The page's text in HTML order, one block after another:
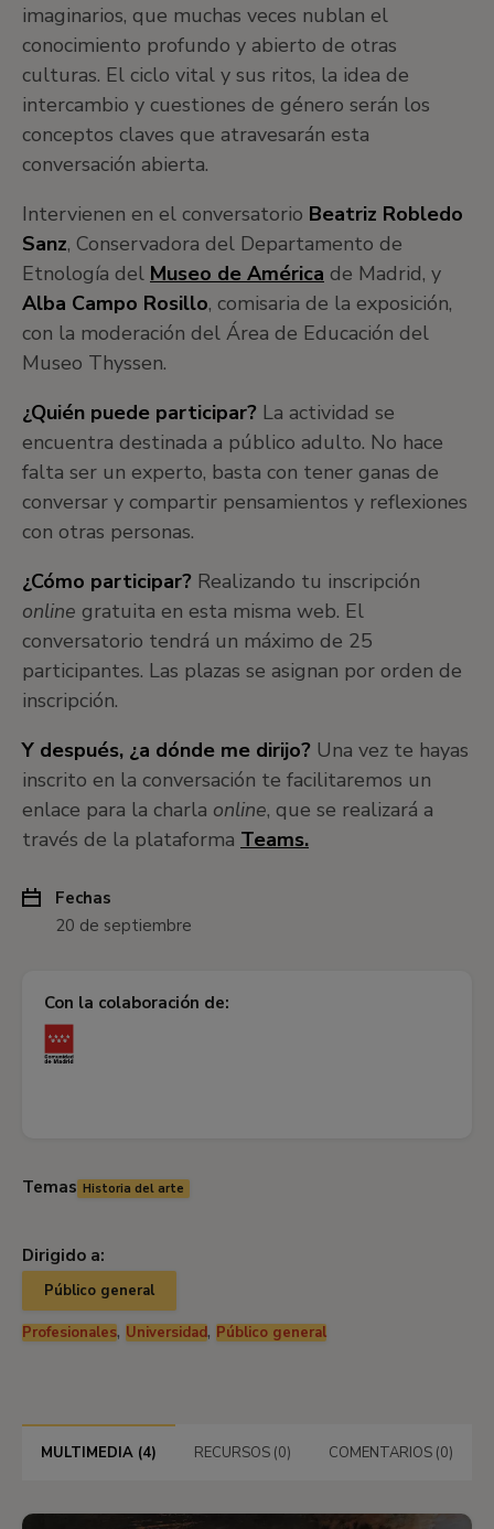
imaginarios, que muchas veces nublan el
conocimiento profundo y abierto de otras
culturas. El ciclo vital y sus ritos, la idea de
intercambio y cuestiones de género serán los
conceptos claves que atravesarán esta
conversación abierta.
Intervienen en el conversatorio Beatriz Robledo
Sanz, Conservadora del Departamento de
Etnología del Museo de América de Madrid, y
Alba Campo Rosillo, comisaria de la exposición,
con la moderación del Área de Educación del
Museo Thyssen.
¿Quién puede participar? La actividad se
encuentra destinada a público adulto. No hace
falta ser un experto, basta con tener ganas de
conversar y compartir pensamientos y reflexiones
con otras personas.
¿Cómo participar? Realizando tu inscripción
online gratuita en esta misma web. El
conversatorio tendrá un máximo de 25
participantes. Las plazas se asignan por orden de
inscripción.
Y después, ¿a dónde me dirijo? Una vez te hayas
inscrito en la conversación te facilitaremos un
enlace para la charla online, que se realizará a
través de la plataforma Teams.
Fechas
20 de septiembre
Con la colaboración de:
Temas Historia del arte
Dirigido a:
Público general
Profesionales, Universidad, Público general
MULTIMEDIA (4) RECURSOS (0) COMENTARIOS (0)